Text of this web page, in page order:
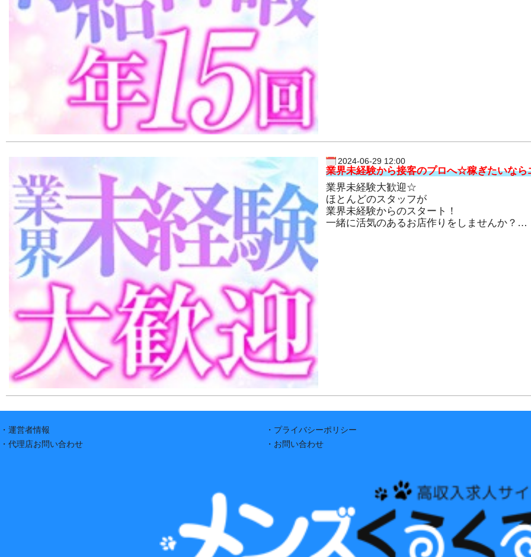
2024-06-29 12:00
業界未経験から接客のプロへ☆稼ぎたいなら
業界未経験大歓迎☆
ほとんどのスタッフが
業界未経験からのスタート！
一緒に活気のあるお店作りをしませんか？
・運営者情報
・代理店お問い合わせ
・プライバシーポリシー
・お問い合わせ